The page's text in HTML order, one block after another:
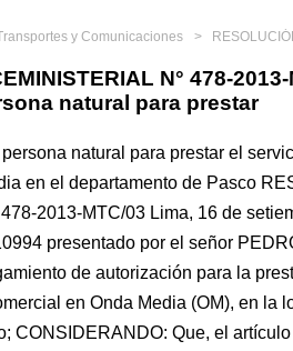
y Comunicaciones RESOLUCIÓN
N° 478-
natural para prestar
natural para prestar el
en el departamento de Pasco
2013-MTC/03 Lima, 16 de
presentado por el señor
de autorización para la
en Onda Media (OM), en la
CONSIDERANDO: Que, el artículo